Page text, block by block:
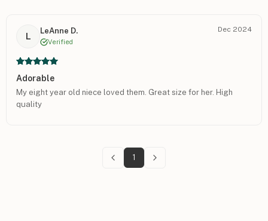
L
LeAnne D.
Verified
Dec 2024
Adorable
My eight year old niece loved them. Great size for her. High
quality
1